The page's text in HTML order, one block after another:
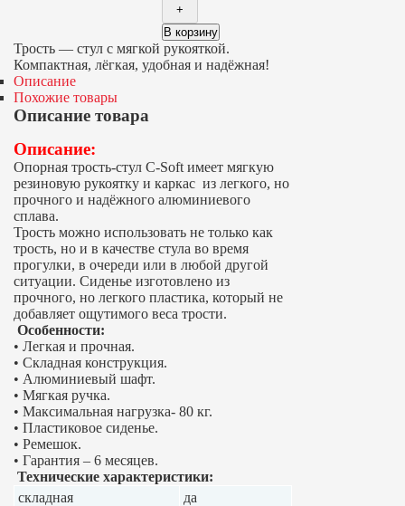
В корзину
Трость — стул с мягкой рукояткой.
Компактная, лёгкая, удобная и надёжная!
Описание
Похожие товары
Описание товара
Описание:
Опорная трость-стул С-Soft имеет мягкую
резиновую рукоятку и каркас из легкого, но
прочного и надёжного алюминиевого
сплава.
Трость можно использовать не только как
трость, но и в качестве стула во время
прогулки, в очереди или в любой другой
ситуации. Сиденье изготовлено из
прочного, но легкого пластика, который не
добавляет ощутимого веса трости.
Особенности:
• Легкая и прочная.
• Складная конструкция.
• Алюминиевый шафт.
• Мягкая ручка.
• Максимальная нагрузка- 80 кг.
• Пластиковое сиденье.
• Ремешок.
• Гарантия – 6 месяцев.
Технические характеристики:
складная
да